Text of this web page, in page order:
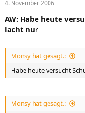
4. November 2006
AW: Habe heute
lacht nur
Monsy hat gesagt.:
Habe heute versucht
Monsy hat gesagt.: